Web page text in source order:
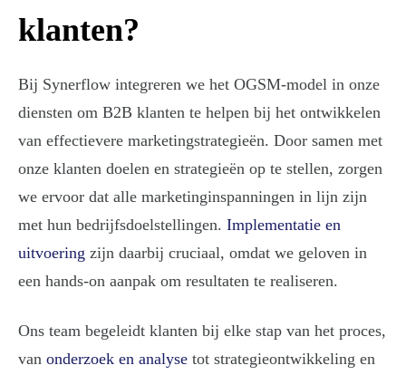
klanten?
Bij Synerflow integreren we het OGSM-model in onze
diensten om B2B klanten te helpen bij het ontwikkelen
van effectievere marketingstrategieën. Door samen met
onze klanten doelen en strategieën op te stellen, zorgen
we ervoor dat alle marketinginspanningen in lijn zijn
met hun bedrijfsdoelstellingen. Implementatie en
uitvoering zijn daarbij cruciaal, omdat we geloven in
een hands-on aanpak om resultaten te realiseren.
Ons team begeleidt klanten bij elke stap van het proces,
van onderzoek en analyse tot strategieontwikkeling en